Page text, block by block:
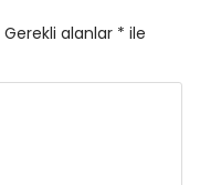
Gerekli alanlar * ile